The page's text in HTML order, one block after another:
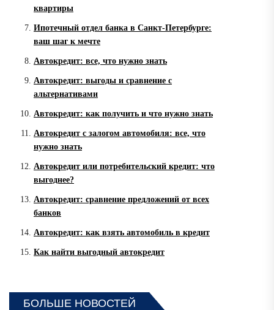
квартиры
Ипотечный отдел банка в Санкт-Петербурге:
ваш шаг к мечте
Автокредит: все, что нужно знать
Автокредит: выгоды и сравнение с
альтернативами
Автокредит: как получить и что нужно знать
Автокредит с залогом автомобиля: все, что
нужно знать
Автокредит или потребительский кредит: что
выгоднее?
Автокредит: сравнение предложений от всех
банков
Автокредит: как взять автомобиль в кредит
Как найти выгодный автокредит
БОЛЬШЕ НОВОСТЕЙ